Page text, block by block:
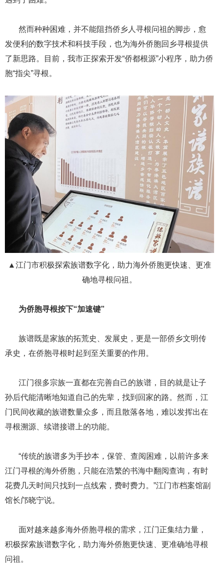
​​​​​​​ ​​​​​​​然而种种困难，并不能阻挡侨乡人寻根问祖的脚步，愈
发便利的数字技术和科技手段，也为海外侨胞回乡寻根提供
了新思路。目前，我市正探索开发“侨都根源”小程序，助力侨
胞“指尖”寻根。
▲江门市积极探索族谱数字化，助力海外侨胞更快速、更准
确地寻根问祖。
​​​​​​​ ​​​​​​​为侨胞寻根按下“加速键”
​​​​​​​ ​​​​​​​族谱既是家族的拓荒史、发展史，更是一部侨乡文明传
承史，在侨胞寻根时起到至关重要的作用。
​​​​​​​ ​​​​​​​江门很多宗族一直都在完善自己的族谱，目的就是让子
孙后代能清晰地知道自己的先辈，找到回家的路。然而，江
门民间收藏的族谱数量众多，而且散落各地，难以发挥出在
寻根溯源、续谱接谱上的功能。
​​​​​​​ ​​​​​​​“传统的族谱多为手抄本，保管、查阅困难，以前许多来
江门寻根的海外侨胞，只能在浩繁的书海中翻阅查询，有时
花费几天时间只找到一点线索，费时费力。”江门市档案馆副
馆长邝晓宁说。
​​​​​​​ ​​​​​​​面对越来越多海外侨胞寻根的需求，江门正集结力量，
积极探索族谱数字化，助力海外侨胞更快速、更准确地寻根
问祖。